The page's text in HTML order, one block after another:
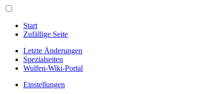
Start
Zufällige Seite
Letzte Änderungen
Spezialseiten
Wulfen-Wiki-Portal
Einstellungen